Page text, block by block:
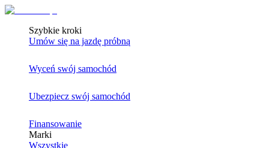
Szybkie kroki
Umów się na jazdę próbną
Wyceń swój samochód
Ubezpiecz swój samochód
Finansowanie
Marki
Wszystkie